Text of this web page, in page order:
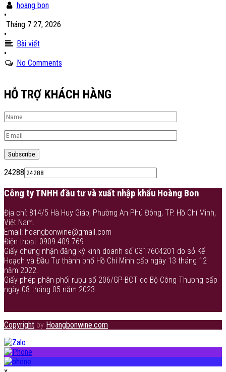
hoang bon
•
Tháng 7 27, 2026
•
Bài viết
•
No Comments
HỖ TRỢ KHÁCH HÀNG
24288
Công ty TNHH đầu tư và xuất nhập khẩu Hoàng Bon
Địa chỉ: 814/5 Hà Huy Giáp, Phường An Phú Đông, TP. Hồ Chí Minh,
Việt Nam.
Email: hoangbonwine@gmail.com
Điện thoại: 0909.409.769
Giấy chứng nhận đăng ký kinh doanh số 0317604201 do sở Kế
Hoạch và Đầu Tư thành phố Hồ Chí Minh cấp ngày 13 tháng 12
năm 2022.
Giấy phép phân phối rượu số 206/GP-BCT do Bộ Công Thương cấp
ngày 08 tháng 05 năm 2023.
Copyright by Hoangbonwine.com